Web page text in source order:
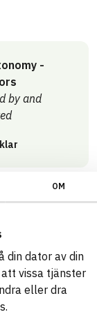
OM
din dator av din
vissa tjänster
eller dra
-
by and
-
- Gold